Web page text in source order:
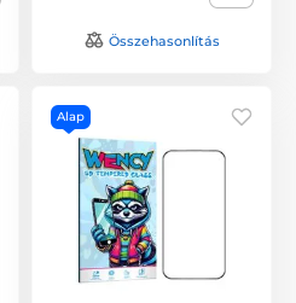
Összehasonlítás
Alap